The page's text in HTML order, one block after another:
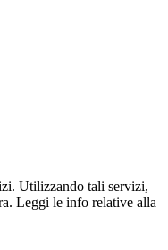
Utilizzando tali servizi,
Leggi le info relative alla